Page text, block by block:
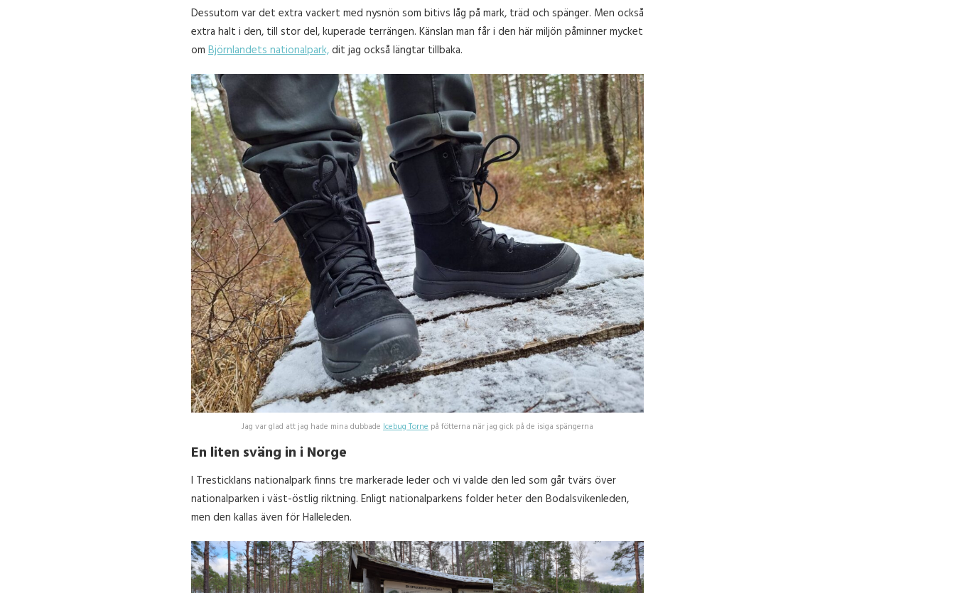
Dessutom var det extra vackert med nysnön som bitivs låg på mark, träd och spänger. Men också
extra halt i den, till stor del, kuperade terrängen. Känslan man får i den här miljön påminner mycket
om Björnlandets nationalpark,dit jag också längtar tillbaka.
Jag var glad att jag hade mina dubbade Icebug Torne på fötterna när jag gick på de isiga spängerna
En liten sväng in i Norge
I Tresticklans nationalpark finns tre markerade leder och vi valde den led som går tvärs över
nationalparken i väst-östlig riktning. Enligt nationalparkens folder heter den Bodalsvikenleden,
men den kallas även för Halleleden.